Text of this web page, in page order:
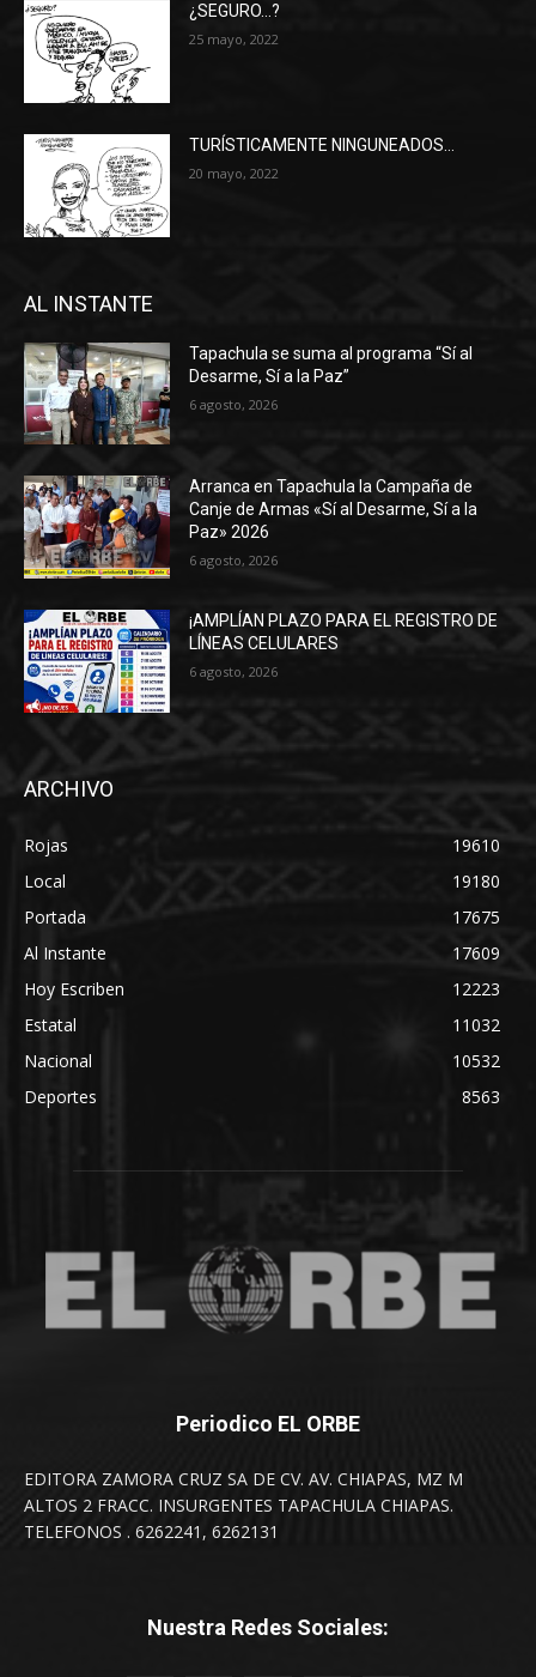
¿SEGURO…?
25 mayo, 2022
TURÍSTICAMENTE NINGUNEADOS…
20 mayo, 2022
AL INSTANTE
Tapachula se suma al programa “Sí al
Desarme, Sí a la Paz”
6 agosto, 2026
Arranca en Tapachula la Campaña de
Canje de Armas «Sí al Desarme, Sí a la
Paz» 2026
6 agosto, 2026
¡AMPLÍAN PLAZO PARA EL REGISTRO DE
LÍNEAS CELULARES
6 agosto, 2026
ARCHIVO
Rojas
19610
Local
19180
Portada
17675
Al Instante
17609
Hoy Escriben
12223
Estatal
11032
Nacional
10532
Deportes
8563
Periodico EL ORBE
EDITORA ZAMORA CRUZ SA DE CV. AV. CHIAPAS, MZ M
ALTOS 2 FRACC. INSURGENTES TAPACHULA CHIAPAS.
TELEFONOS . 6262241, 6262131
Nuestra Redes Sociales: